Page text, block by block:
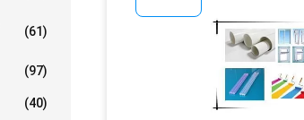
(61)
(97)
(40)